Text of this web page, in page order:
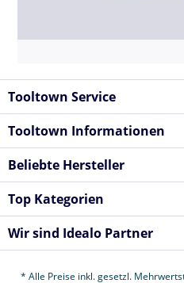
Tooltown Service
Tooltown Informationen
Beliebte Hersteller
Top Kategorien
Wir sind Idealo Partner
* Alle Preise inkl. gesetzl.